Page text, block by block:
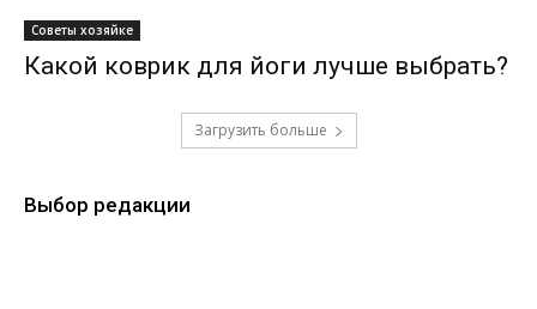
Советы хозяйке
Какой коврик для йоги лучше выбрать?
Загрузить больше
Выбор редакции